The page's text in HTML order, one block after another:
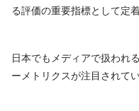
る評価の重要指標として定
日本でもメディアで扱われ
ーメトリクスが注目されてい